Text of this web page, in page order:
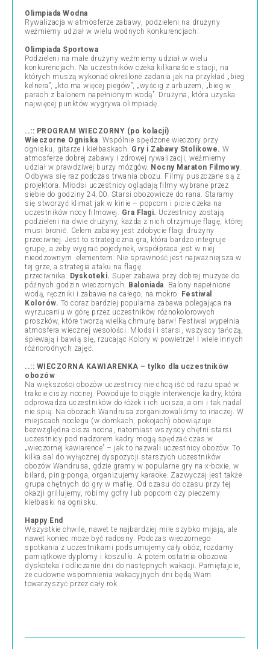
Olimpiada Wodna
Rywalizacja w atmosferze zabawy, podzieleni na drużyny
weźmiemy udział w wielu wodnych konkurencjach.
Olimpiada Sportowa
Podzieleni na małe drużyny weźmiemy udział w wielu
konkurencjach. Na uczestników czeka kilkanaście stacji, na
których muszą wykonać określone zadania jak na przykład „bieg
kelnera”, „kto ma więcej piegów”, „wyścig z arbuzem, „bieg w
parach z balonem napełnionym wodą”. Drużyna, która uzyska
najwięcej punktów wygrywa olimpiadę.
..:: PROGRAM WIECZORNY (po kolacji)
Wieczorne Ogniska. Wspólnie spędzone wieczory przy
ognisku, gitarze i kiełbaskach. Gry i Zabawy Stolikowe. W
atmosferze dobrej zabawy i zdrowej rywalizacji, weźmiemy
udział w prawdziwej burzy mózgów. Nocny Maraton Filmowy.
Odbywa się raz podczas trwania obozu. Filmy puszczane są z
projektora. Młodsi uczestnicy oglądają filmy wybrane przez
siebie do godziny 24.00. Starsi obozowicze do rana. Staramy
się stworzyć klimat jak w kinie – popcorn i picie czeka na
uczestników nocy filmowej. Gra Flagi. Uczestnicy zostają
podzieleni na dwie drużyny, każda z nich otrzymuje flagę, której
musi bronić. Celem zabawy jest zdobycie flagi drużyny
przeciwnej. Jest to strategiczna gra, która bardzo integruje
grupę, a żeby wygrać pojedynek, współpraca jest w niej
nieodzownym elementem. Nie sprawność jest najważniejsza w
tej grze, a strategia ataku na flagę
przeciwnika. Dyskoteki. Super zabawa przy dobrej muzyce do
późnych godzin wieczornych. Baloniada. Balony napełnione
wodą, ręczniki i zabawa na całego, na mokro. Festiwal
Kolorów. To coraz bardziej popularna zabawa polegająca na
wyrzucaniu w górę przez uczestników różnokolorowych
proszków, które tworzą wielką chmurę barw! Festiwal wypełnia
atmosfera wiecznej wesołości. Młodsi i starsi, wszyscy tańczą,
śpiewają i bawią się, rzucając Kolory w powietrze! I wiele innych
różnorodnych zajęć.
..:: WIECZORNA KAWIARENKA – tylko dla uczestników
obozów
Na większości obozów uczestnicy nie chcą iść od razu spać w
trakcie ciszy nocnej. Powoduje to ciągłe interwencje kadry, która
odprowadza uczestników do łóżek i ich ucisza, a oni i tak nadal
nie śpią. Na obozach Wandrusa zorganizowaliśmy to inaczej. W
miejscach noclegu (w domkach, pokojach) obowiązuje
bezwzględna cisza nocna, natomiast wszyscy chętni starsi
uczestnicy pod nadzorem kadry mogą spędzać czas w
„wieczornej kawiarence” – jak to nazwali uczestnicy obozów. To
kilka sal do wyłącznej dyspozycji starszych uczestników
obozów Wandrusa, gdzie gramy w popularne gry na x-boxie, w
bilard, ping-ponga, organizujemy karaoke. Zazwyczaj jest także
grupa chętnych do gry w mafię. Od czasu do czasu przy tej
okazji grillujemy, robimy gofry lub popcorn czy pieczemy
kiełbaski na ognisku.
Happy End
Wszystkie chwile, nawet te najbardziej miłe szybko mijają, ale
nawet koniec może być radosny. Podczas wieczornego
spotkania z uczestnikami podsumujemy cały obóz, rozdamy
pamiątkowe dyplomy i koszulki. A potem ostatnia obozowa
dyskoteka i odliczanie dni do następnych wakacji. Pamiętajcie,
że cudowne wspomnienia wakacyjnych dni będą Wam
towarzyszyć przez cały rok.